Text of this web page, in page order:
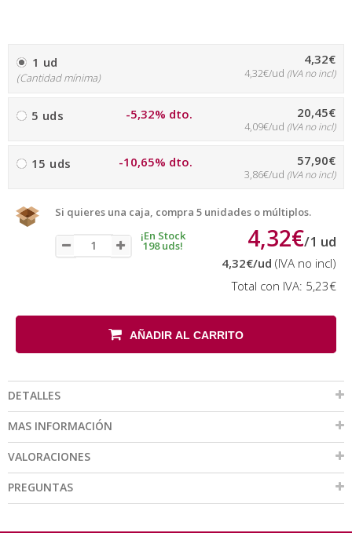
1 ud
(Cantidad mínima)
4,32€
4,32€/ud (IVA no incl)
5 uds -5,32% dto. 20,45€
4,09€/ud (IVA no incl)
15 uds -10,65% dto. 57,90€
3,86€/ud (IVA no incl)
Si quieres una caja, compra 5 unidades o múltiplos.
¡En Stock
198 uds! 4,32€/1 ud
4,32€/ud (IVA no incl)
Total con IVA: 5,23€
AÑADIR AL CARRITO
DETALLES
MAS INFORMACIÓN
VALORACIONES
PREGUNTAS